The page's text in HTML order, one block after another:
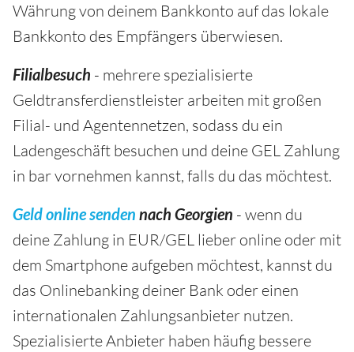
Währung von deinem Bankkonto auf das lokale
Bankkonto des Empfängers überwiesen.
Filialbesuch - mehrere spezialisierte
Geldtransferdienstleister arbeiten mit großen
Filial- und Agentennetzen, sodass du ein
Ladengeschäft besuchen und deine GEL Zahlung
in bar vornehmen kannst, falls du das möchtest.
Geld online senden nach Georgien - wenn du
deine Zahlung in EUR/GEL lieber online oder mit
dem Smartphone aufgeben möchtest, kannst du
das Onlinebanking deiner Bank oder einen
internationalen Zahlungsanbieter nutzen.
Spezialisierte Anbieter haben häufig bessere